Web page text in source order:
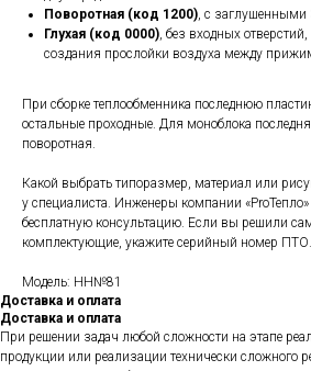
Поворотная (код 1200) , с
Глухая (код 0000) , без входных
создания прослойки воздуха между
При сборке теплообменника последнюю
остальные проходные. Для моноблока
поворотная.
Какой выбрать типоразмер, материал или
у специалиста. Инженеры компании
бесплатную консультацию. Если вы решили
комплектующие, укажите серийный номер ПТО.
Модель: НН№81
Доставка и оплата
Доставка и оплата
При решении задач любой сложности на этапе
продукции или реализации технически сложного